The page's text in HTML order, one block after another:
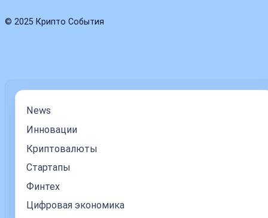
© 2025 Крипто События
News
Инновации
Криптовалюты
Стартапы
Финтех
Цифровая экономика